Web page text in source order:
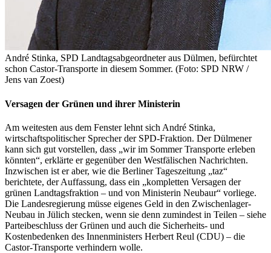
André Stinka, SPD Landtagsabgeordneter aus Dülmen, befürchtet
schon Castor-Transporte in diesem Sommer. (Foto: SPD NRW /
Jens van Zoest)
Versagen der Grünen und ihrer Ministerin
Am weitesten aus dem Fenster lehnt sich André Stinka,
wirtschaftspolitischer Sprecher der SPD-Fraktion. Der Dülmener
kann sich gut vorstellen, dass „wir im Sommer Transporte erleben
könnten“, erklärte er gegenüber den Westfälischen Nachrichten.
Inzwischen ist er aber, wie die Berliner Tageszeitung „taz“
berichtete, der Auffassung, dass ein „kompletten Versagen der
grünen Landtagsfraktion – und von Ministerin Neubaur“ vorliege.
Die Landesregierung müsse eigenes Geld in den Zwischenlager-
Neubau in Jülich stecken, wenn sie denn zumindest in Teilen – siehe
Parteibeschluss der Grünen und auch die Sicherheits- und
Kostenbedenken des Innenministers Herbert Reul (CDU) – die
Castor-Transporte verhindern wolle.